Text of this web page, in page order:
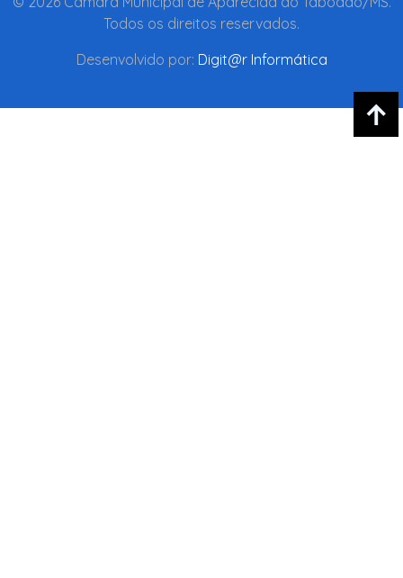
Todos os direitos reservados.
Desenvolvido por: Digit@r Informática